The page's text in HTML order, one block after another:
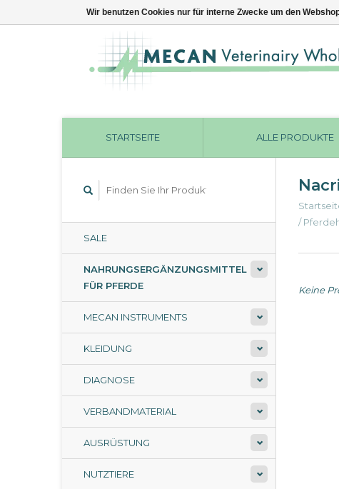
STARTSEITE ALLE PRODUKTE
SALE
NAHRUNGSERGÄNZUNGSMITTEL
FÜR PFERDE
MECAN INSTRUMENTS
KLEIDUNG
DIAGNOSE
VERBANDMATERIAL
AUSRÜSTUNG
NUTZTIERE
/
Keine
Wir benutzen Cookies nur für interne Zwecke um den